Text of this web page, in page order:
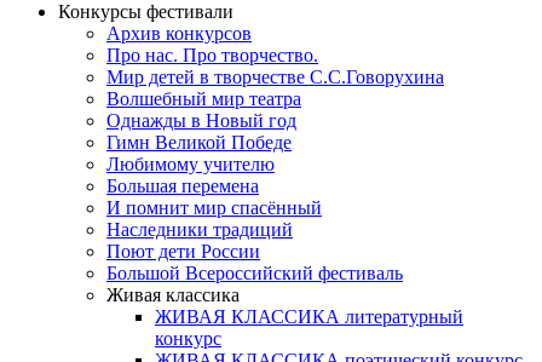
Конкурсы фестивали
Архив конкурсов
Про нас. Про творчество.
Мир детей в творчестве С.С.Говорухина
Волшебный мир театра
Однажды в Новый год
Гимн Великой Победе
Любимому учителю
Большая перемена
И помнит мир спасённый
Наследники традиций
Поют дети России
Большой Всероссийский фестиваль
Живая классика
ЖИВАЯ КЛАССИКА литературный
конкурс